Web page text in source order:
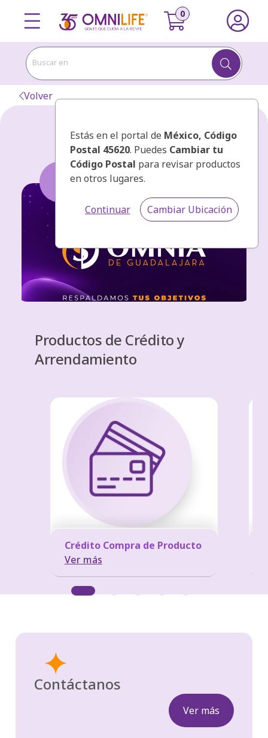
Buscar en
Estás en el portal de México, Código
Postal 45620. Puedes Cambiar tu
Código Postal para revisar productos
en otros lugares.
Continuar Cambiar Ubicación
Volver
Productos de Crédito y
Arrendamiento
Crédito Compra de Producto
Ver más
Contáctanos
Ver más